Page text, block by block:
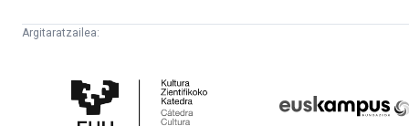
Argitaratzailea:
Zientifikoko
Katedra